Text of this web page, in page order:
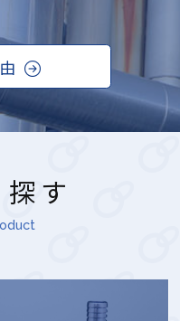
常通り業務
29日は
です。
す